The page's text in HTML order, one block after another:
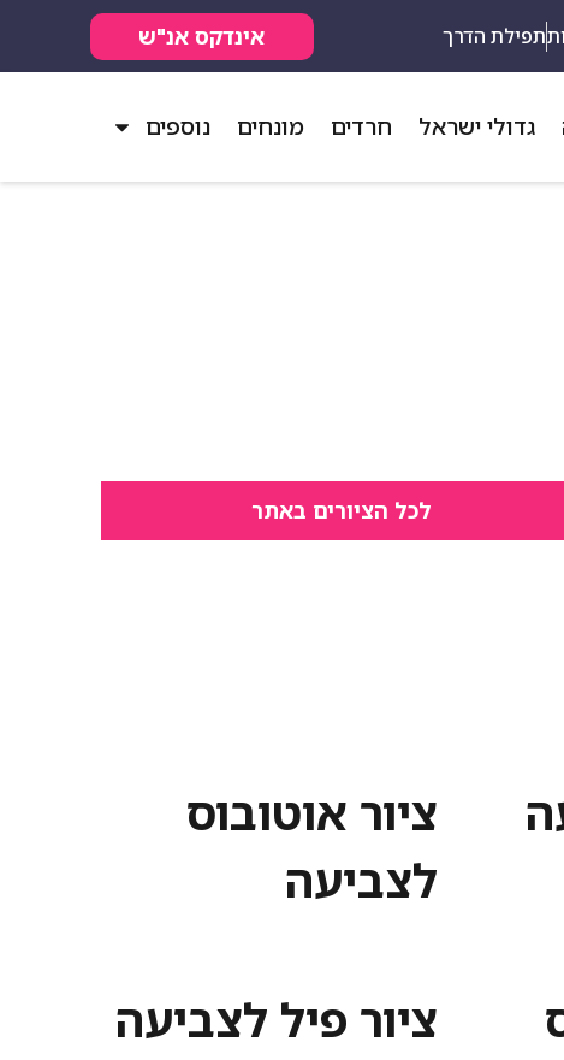
תפילת הדרך אינדקס אנ"ש
גדולי ישראל חרדים מונחים נוספים
לכל הציורים באתר
ציור אוטובוס
לצביעה
ציור פיל לצביעה